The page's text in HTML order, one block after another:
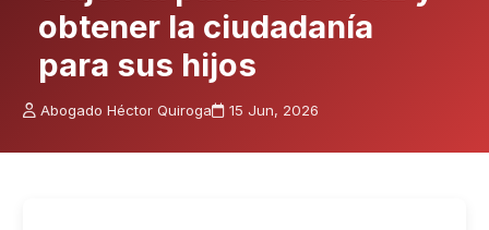
obtener la ciudadanía
para sus hijos
Abogado Héctor Quiroga 15 Jun, 2026